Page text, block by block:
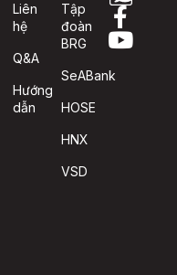
Liên
hệ
Q&A
Hướng
dẫn
Tập
đoàn
BRG
SeABank
HOSE
HNX
VSD